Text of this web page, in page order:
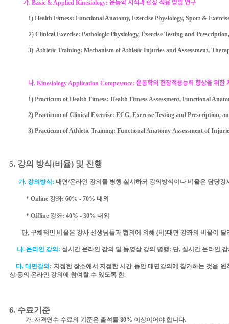
가. Basic & Applied Kinesiology:운동학 지식과 현장 적용 방법 연구
1) Health Fitness: Functional Anatomy, Exercise Physiology, Sport &
2) Clinical Exercise: Pathologic Physiology, Exercise Testing and
3) Athletic Training: Mechanism of Athletic Injuries and Assessment,
나. Kinesiology Application Competence: 운동학의 현장적용능력 향상을 위한
1) Practicum of Health Fitness: Health Fitness Assessment, Functional
2) Practicum of Clinical Exercise: ECG, Exercise Testing and Prescription,
3) Practicum of Athletic Training: Functional Anatomy Assessment of
5. 강의 방식(비율) 및 진행
가. 강의방식: 대면/온라인 강의를 병행 실시하되 강의방식이나 비율은 담당강
* Online 강좌: 60% - 70% 내외
* Offline 강좌: 40% - 30% 내외
단, 구체적인 비율은 강사 선생님들과 협의에 의해 (비)대면 강좌의 비율이 달
나. 온라인 강의: 실시간 온라인 강의 및 동영상 강의 병행: 단, 실시간 온라인
다.대면강의: 지정한 장소에서 지정한 시간 동안 대면강의에 참가하는 것을 원
상 등의 온라인 강의에 참여할 수 있도록 함.
6. 수료기준
가. 자격연수 수료의 기준은 출석률80% 이상이어야 합니다.